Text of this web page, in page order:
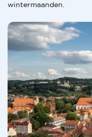
wintermaanden.